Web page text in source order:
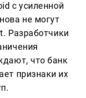
с усиленной
не могут
Разработчики
что банк
признаки их